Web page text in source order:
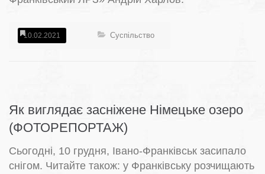
10.02.2021 Суспільство
Як виглядає засніжене Німецьке озеро
(ФОТОРЕПОРТАЖ)
Сьогодні, 10 грудня, Івано-Франківськ засипало
снігом. Читайте також: у Франківську розчищають